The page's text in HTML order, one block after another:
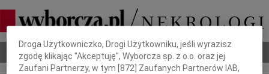
Nekrologi Odeszli Poradnik pogrzebowy
Dbamy o Twoją prywatność
Droga Użytkowniczko, Drogi Użytkowniku, jeśli wyrazisz
zgodę klikając "Akceptuję", Wyborcza sp. z o.o. oraz jej
Zaufani Partnerzy, w tym [872 ] Zaufanych Partnerów IAB,